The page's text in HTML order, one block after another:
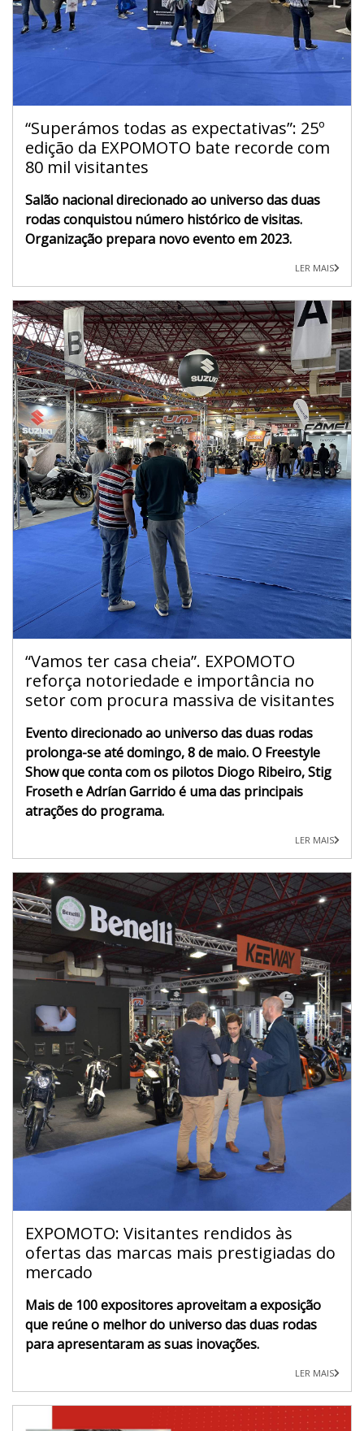
“Superámos todas as expectativas”: 25º
edição da EXPOMOTO bate recorde com
80 mil visitantes
Salão nacional direcionado ao universo das duas
rodas conquistou número histórico de visitas.
Organização prepara novo evento em 2023.
LER MAIS
“Vamos ter casa cheia”. EXPOMOTO
reforça notoriedade e importância no
setor com procura massiva de visitantes
Evento direcionado ao universo das duas rodas
prolonga-se até domingo, 8 de maio. O Freestyle
Show que conta com os pilotos Diogo Ribeiro, Stig
Froseth e Adrían Garrido é uma das principais
atrações do programa.
LER MAIS
EXPOMOTO: Visitantes rendidos às
ofertas das marcas mais prestigiadas do
mercado
Mais de 100 expositores aproveitam a exposição
que reúne o melhor do universo das duas rodas
para apresentaram as suas inovações.
LER MAIS